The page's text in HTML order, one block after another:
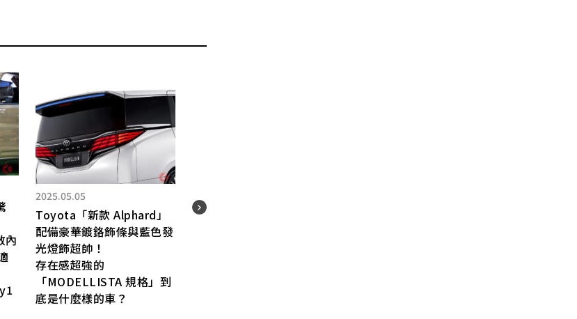
內
2025.05.05
Toyota「新款 Alphard」
配備豪華鍍鉻飾條與藍色發
光燈飾超帥！
存在感超強的
「MODELLISTA 規格」到
底是什麼樣的車？